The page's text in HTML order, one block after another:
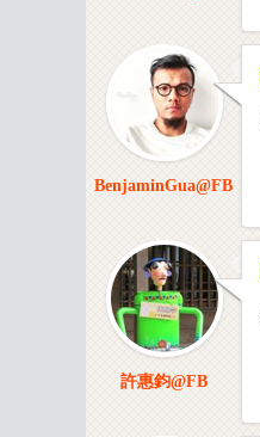
BenjaminGua@FB
許惠鈞@FB